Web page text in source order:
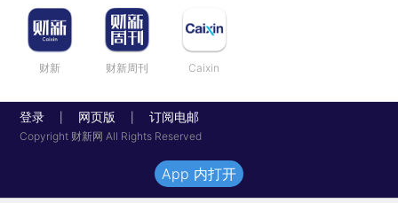
财新 财新周刊 Caixin
登录 网页版 订阅电邮
Copyright 财新网 All Rights Reserved
App 内打开